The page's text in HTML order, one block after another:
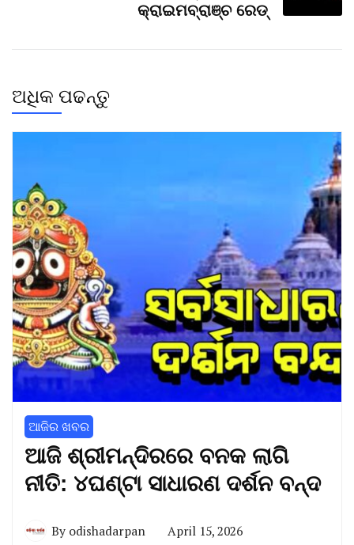
କ୍ରାଇମବ୍ରାଞ୍ଚ ରେଡ୍
ଅଧିକ ପଢନ୍ତୁ
ଆଜିର ଖବର
ଆଜି ଶ୍ରୀମନ୍ଦିରରେ ବନକ ଲାଗି
ନୀତି: ୪ଘଣ୍ଟା ସାଧାରଣ ଦର୍ଶନ ବନ୍ଦ
By odishadarpan April 15, 2026